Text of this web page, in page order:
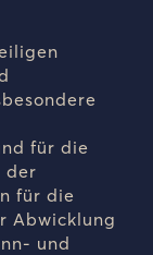
für die
der
für die
Abwicklung
und